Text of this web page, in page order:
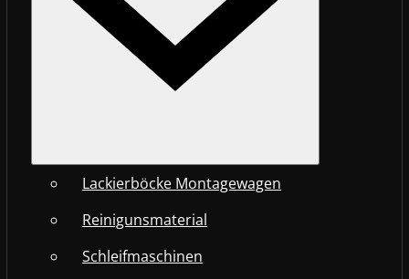
Lackierböcke Montagewagen
Reinigunsmaterial
Schleifmaschinen